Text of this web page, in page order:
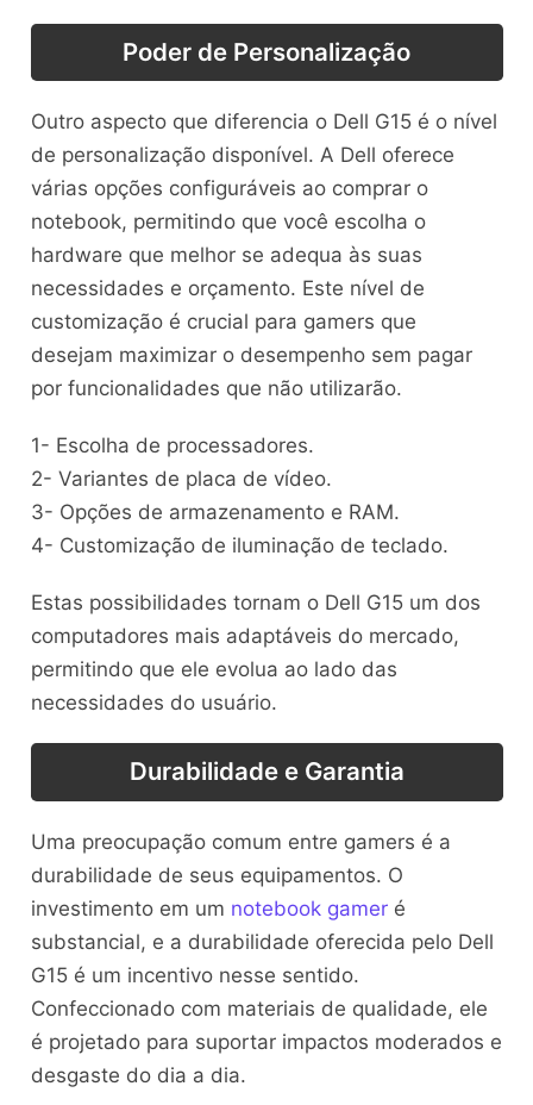
Poder de Personalização
Outro aspecto que diferencia o Dell G15 é o nível
de personalização disponível. A Dell oferece
várias opções configuráveis ao comprar o
notebook, permitindo que você escolha o
hardware que melhor se adequa às suas
necessidades e orçamento. Este nível de
customização é crucial para gamers que
desejam maximizar o desempenho sem pagar
por funcionalidades que não utilizarão.
1- Escolha de processadores.
2- Variantes de placa de vídeo.
3- Opções de armazenamento e RAM.
4- Customização de iluminação de teclado.
Estas possibilidades tornam o Dell G15 um dos
computadores mais adaptáveis do mercado,
permitindo que ele evolua ao lado das
necessidades do usuário.
Durabilidade e Garantia
Uma preocupação comum entre gamers é a
durabilidade de seus equipamentos. O
investimento em um notebook gameré
substancial, e a durabilidade oferecida pelo Dell
G15 é um incentivo nesse sentido.
Confeccionado com materiais de qualidade, ele
é projetado para suportar impactos moderados e
desgaste do dia a dia.